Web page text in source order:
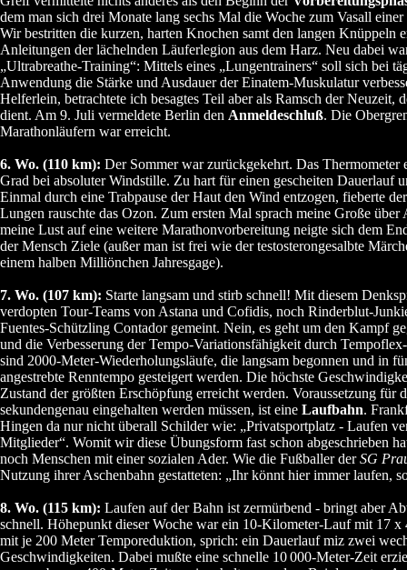
dem man sich drei Monate lang sechs Mal die Woche zum Vasall
Wir bestritten die kurzen, harten Knochen samt den langen Knüppeln
Anleitungen der lächelnden Läuferlegion aus dem Harz. Neu dabei
„Ultrabreathe-Training“: Mittels eines „Lungentrainers“ soll sich bei
Anwendung die Stärke und Ausdauer der Einatem-Muskulatur
Helferlein, betrachtete ich besagtes Teil aber als Ramsch der Neuzeit,
dient. Am 9. Juli vermeldete Berlin den Anmeldeschluß. Die
Marathonläufern war erreicht.
6. Wo. (110 km): Der Sommer war zurückgekehrt. Das Thermometer
Grad bei absoluter Windstille. Zu hart für einen gescheiten Dauerlauf
Einmal durch eine Trabpause der Haut den Wind entzogen, fieberte
Lungen rauschte das Ozon. Zum ersten Mal sprach meine Große
meine Lust auf eine weitere Marathonvorbereitung neigte sich dem
der Mensch Ziele (außer man ist frei wie der testosterongesalbte
einem halben Milliönchen Jahresgage).
7. Wo. (107 km): Starte langsam und stirb schnell! Mit diesem
verdopten Tour-Teams von Astana und Cofidis, noch Rinderblut-
Fuentes-Schützling Contador gemeint. Nein, es geht um den Kampf
und die Verbesserung der Tempo-Variationsfähigkeit durch
sind 2000-Meter-Wiederholungsläufe, die langsam begonnen und in
angestrebte Renntempo gesteigert werden. Die höchste
Zustand der größten Erschöpfung erreicht werden. Voraussetzung für
sekundengenau eingehalten werden müssen, ist eine Laufbahn.
Hingen da nur nicht überall Schilder wie: „Privatsportplatz - Laufen
Mitglieder“. Womit wir diese Übungsform fast schon abgeschrieben
noch Menschen mit einer sozialen Ader. Wie die Fußballer derSG
Nutzung ihrer Aschenbahn gestatteten: „Ihr könnt hier immer laufen,
8. Wo. (115 km): Laufen auf der Bahn ist zermürbend - bringt aber
schnell. Höhepunkt dieser Woche war ein 10-Kilometer-Lauf mit 17
mit je 200 Meter Temporeduktion, sprich: ein Dauerlauf miz zwei
Geschwindigkeiten. Dabei mußte eine schnelle 10000-Meter-Zeit